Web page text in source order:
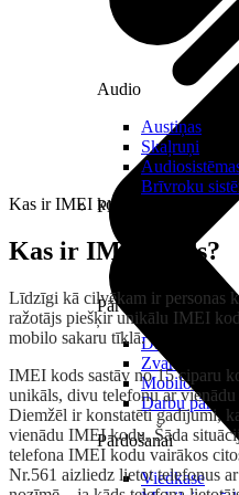
Pārvaldībai
Darbalaika
Zvanu
Mobilo
Darbu
Pārdošanai
Viedkase
Audio
Austiņas
Skaļruņi
Brīvroku
Planšetes
Kas ir IMEI kods?
Kas ir IMEI kods?
Līdzīgi kā cilvēkam ir personas
ražotājs piešķir unikālu IMEI
mobilo sakaru tīklā.
IMEI kods sastāv no 15 ciparu
unikāls, divu telefonu ar
Diemžēl ir konstatēti gadījumi,
vienādu IMEI kodu. Šāda
telefona IMEI kodu vairākos
Nr.561 aizliedz lietot telefonus